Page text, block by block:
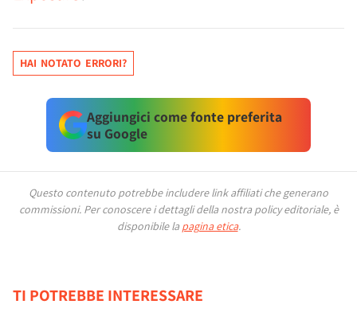
HAI NOTATO ERRORI?
Aggiungici come fonte preferita
su Google
Questo contenuto potrebbe includere link affiliati che generano
commissioni. Per conoscere i dettagli della nostra policy editoriale, è
disponibile la pagina etica.
TI POTREBBE INTERESSARE